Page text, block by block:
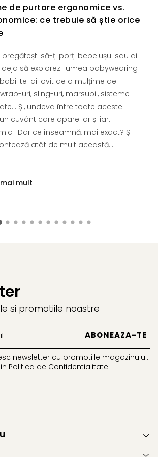
de purtare ergonomice vs.
ce trebuie să știe orice
pregătești să-ți porți bebelușul sau ai
să explorezi lumea babywearing-
te-ai lovit de o mulțime de
uri, sling-uri, marsupii, sisteme
Și, undeva între toate aceste
cuvânt care apare iar și iar:
. Dar ce înseamnă, mai exact? Și
atât de mult această...
mult
si promotiile noastre
newsletter cu promotiile magazinului.
Politica de Confidentialitate